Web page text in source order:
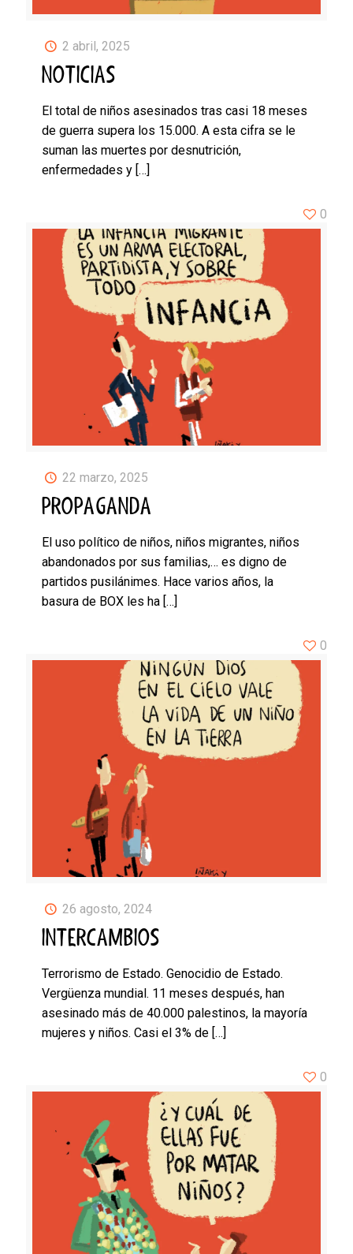
2 abril, 2025
NOTICIAS
El total de niños asesinados tras casi 18 meses
de guerra supera los 15.000. A esta cifra se le
suman las muertes por desnutrición,
enfermedades y […]
22 marzo, 2025
PROPAGANDA
El uso político de niños, niños migrantes, niños
abandonados por sus familias,… es digno de
partidos pusilánimes. Hace varios años, la
basura de BOX les ha […]
0
26 agosto, 2024
INTERCAMBIOS
Terrorismo de Estado. Genocidio de Estado.
Vergüenza mundial. 11 meses después, han
asesinado más de 40.000 palestinos, la mayoría
mujeres y niños. Casi el 3% de […]
0
0